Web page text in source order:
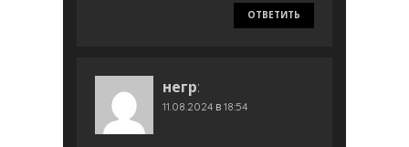
ОТВЕТИТЬ
негр:
11.08.2024 в 18:54